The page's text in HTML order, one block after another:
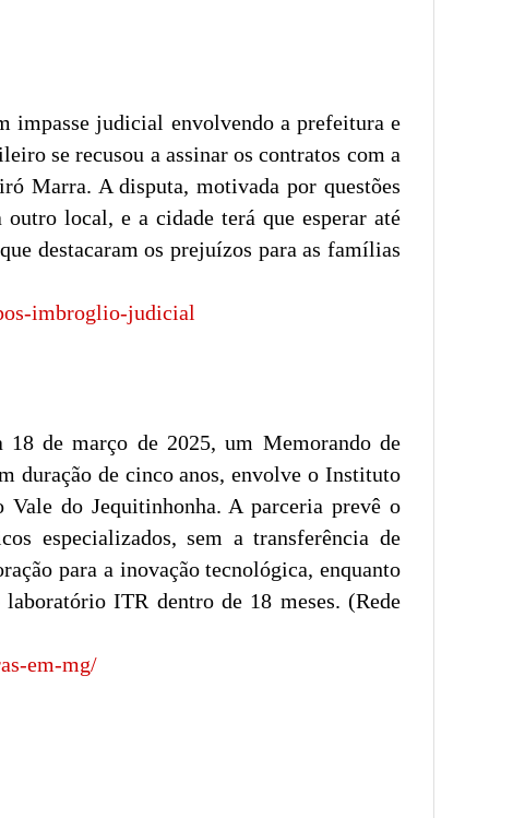
impasse judicial envolvendo a prefeitura e
se recusou a assinar os contratos com a
Marra. A disputa, motivada por questões
local, e a cidade terá que esperar até
destacaram os prejuízos para as famílias
imbroglio-judicial
de março de 2025, um Memorando de
duração de cinco anos, envolve o Instituto
do Jequitinhonha. A parceria prevê o
especializados, sem a transferência de
para a inovação tecnológica, enquanto
ITR dentro de 18 meses. (Rede
em-mg/